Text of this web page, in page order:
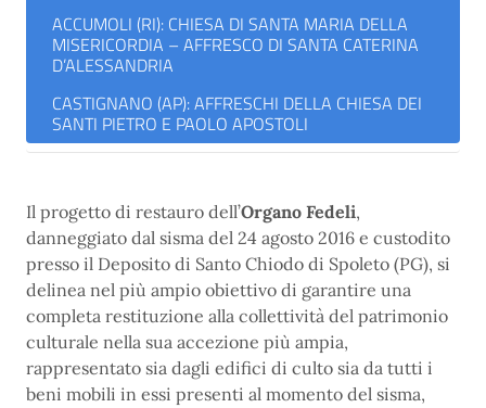
ACCUMOLI (RI): CHIESA DI SANTA MARIA DELLA
MISERICORDIA – AFFRESCO DI SANTA CATERINA
D’ALESSANDRIA
CASTIGNANO (AP): AFFRESCHI DELLA CHIESA DEI
SANTI PIETRO E PAOLO APOSTOLI
Il progetto di restauro dell’Organo Fedeli,
danneggiato dal sisma del 24 agosto 2016 e custodito
presso il Deposito di Santo Chiodo di Spoleto (PG), si
delinea nel più ampio obiettivo di garantire una
completa restituzione alla collettività del patrimonio
culturale nella sua accezione più ampia,
rappresentato sia dagli edifici di culto sia da tutti i
beni mobili in essi presenti al momento del sisma,